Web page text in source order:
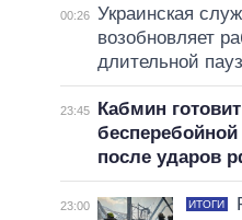
00:26 Украинская
возобновляет
длительной
23:45
Кабмин
после ударов
23:00 ИТОГИ